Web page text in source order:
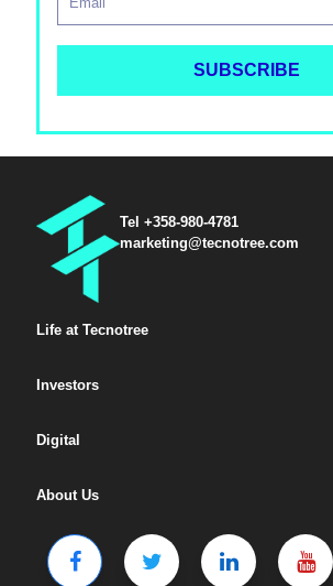
Tel +358-980-4781
marketing@tecnotree.com
Life at Tecnotree
Investors
Digital
About Us